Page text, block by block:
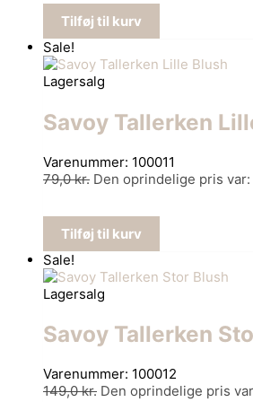
Tilføj til kurv
Sale!
Lagersalg
Savoy Tallerken
Varenummer: 100011
79,0kr. Den oprindelige pris var:
Tilføj til kurv
Sale!
Lagersalg
Savoy Tallerken
Varenummer: 100012
149,0kr. Den oprindelige pris